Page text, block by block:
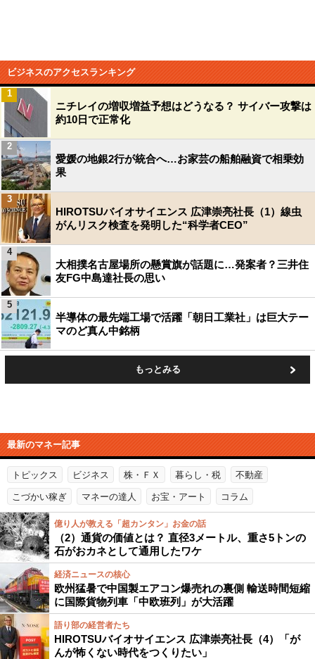
ビジネスのアクセスランキング
ニチレイの増収増益予想はどうなる？ サイバー攻撃は
約10日で正常化
1
愛媛の地銀2行が統合へ…お家芸の船舶融資で相乗効
果
2
HIROTSUバイオサイエンス 広津崇亮社長（1）線虫
がんリスク検査を発明した“科学者CEO”
3
大相撲名古屋場所の懸賞旗が話題に…発案者？三井住
友FG中島達社長の思い
4
半導体の最先端工場で活躍「朝日工業社」は巨大テー
マのど真ん中銘柄
5
もっとみる
最新のマネー記事
トピックス ビジネス 株・ＦＸ 暮らし・税 不動産
こづかい稼ぎ マネーの達人 お宝・アート コラム
億り人が教える「超カンタン」お金の話
（2）通貨の価値とは？ 直径3メートル、重さ5トンの
石がおカネとして通用したワケ
経済ニュースの核心
欧州猛暑で中国製エアコン爆売れの裏側 輸送時間短縮
に国際貨物列車「中欧班列」が大活躍
語り部の経営者たち
HIROTSUバイオサイエンス 広津崇亮社長（4）「が
んが怖くない時代をつくりたい」